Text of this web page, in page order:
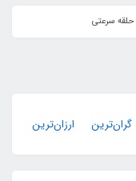
حلقه سرعتی
گران‌ترین ارزان‌ترین